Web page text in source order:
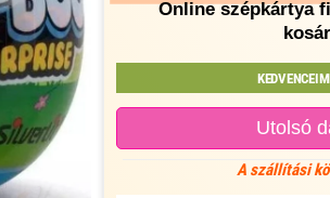
Online szépkártya
Utolsó
A szállítási